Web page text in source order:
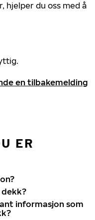
hjelper du oss med å
en tilbakemelding
ER
informasjon som